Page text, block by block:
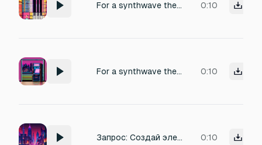
For a synthwave themed arkanoid game, an 80s keyboard synth sound for when the ball hits a brick. Each tone should be separate and finish before the next one 0:10
For a synthwave themed arkanoid game, an 80s keyboard synth sound for when the ball hits a brick 0:10
Запрос: Создай электронную мелодию для рингтона в стиле саундтрека из фильма "Адреналин" (2006). Стиль: энергичный, агрессивный, напряженный. Жанр: dark synthwave или industrial techno. Мелодия должна быть минималистичной, с резкими синтезаторными стаккато, пульсирующим басом и чувством погони/опасности. Темп: 130-140 BPM. Длина: 8-12 секунд. 0:10